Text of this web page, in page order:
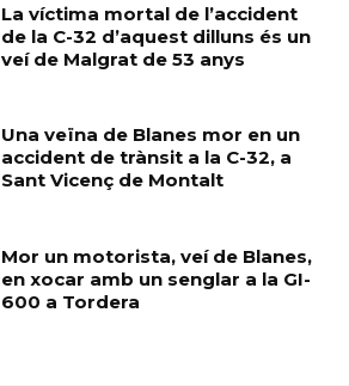
La víctima mortal de l’accident
de la C-32 d’aquest dilluns és un
veí de Malgrat de 53 anys
Una veïna de Blanes mor en un
accident de trànsit a la C-32, a
Sant Vicenç de Montalt
Mor un motorista, veí de Blanes,
en xocar amb un senglar a la GI-
600 a Tordera